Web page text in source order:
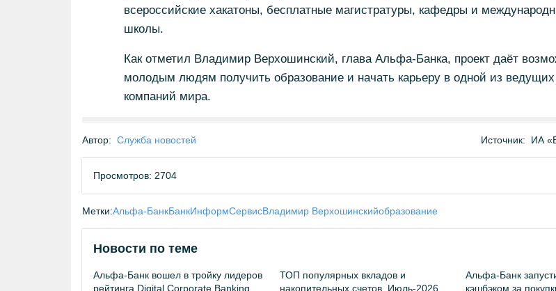
всероссийские хакатоны, бесплатные магистратуры, кафедры и
школы.
Как отметил Владимир Верхошинский, глава Альфа-Банка, проект даёт
молодым людям получить образование и начать карьеру в одной из
компаний мира.
Автор: Служба новостей Источник: ИА
Просмотров: 2704
Метки:Альфа-БанкБанкИнформСервисВладимир Верхошинскийобразование
Новости по теме
Альфа-Банк вошел в тройку лидеров
рейтинга Digital Corporate Banking
ТОП популярных вкладов и
накопительных счетов. Июль-2026
Альфа-Банк
кэшбэком за